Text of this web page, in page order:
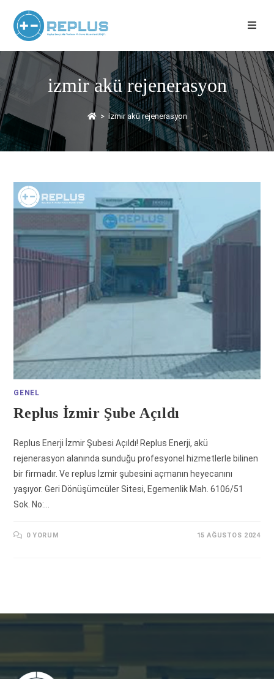
izmir akü rejenerasyon
> izmir akü rejenerasyon
GENEL
Replus İzmir Şube Açıldı
Replus Enerji İzmir Şubesi Açıldı! Replus Enerji, akü
rejenerasyon alanında sunduğu profesyonel hizmetlerle bilinen
bir firmadır. Ve replus İzmir şubesini açmanın heyecanını
yaşıyor. Geri Dönüşümcüler Sitesi, Egemenlik Mah. 6106/51
Sok. No:…
0 YORUM 15 AĞUSTOS 2024